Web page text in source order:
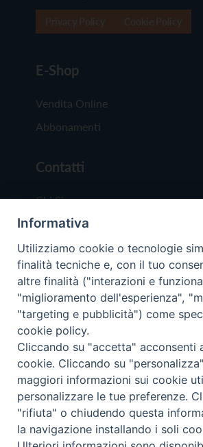
E-Shop
Vendita Online
Abbonamenti
Contatti
Chi Siamo
Redazione
Scrivici
Copyright © 2019 - Tutti i
Trentina Editrice
Privacy Policy
Informativa
Utilizziamo cookie o tecnologie
finalità tecniche e, con il tuo
altre finalità ("interazioni e
"miglioramento dell'esperienza",
"targeting e pubblicità") come
cookie policy.
Cliccando su "accetta" acconsenti
cookie. Cliccando su
maggiori informazioni sui cookie
personalizzare le tue preferenze.
"rifiuta" o chiudendo questa
la navigazione installando i soli